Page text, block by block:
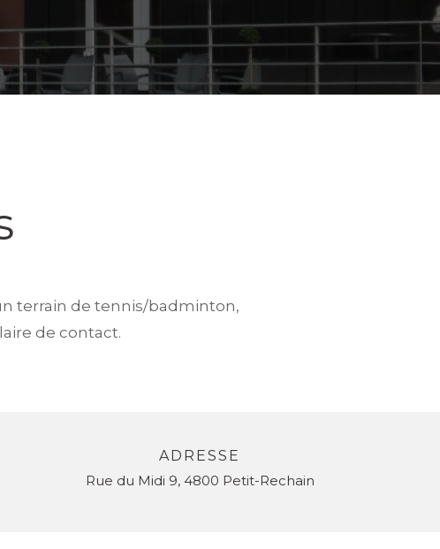
terrain de tennis/badminton,
de contact.
ADRESSE
Rue du Midi 9, 4800 Petit-Rechain